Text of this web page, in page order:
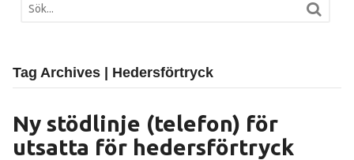
Tag Archives | Hedersförtryck
Ny stödlinje (telefon) för
utsatta för hedersförtryck